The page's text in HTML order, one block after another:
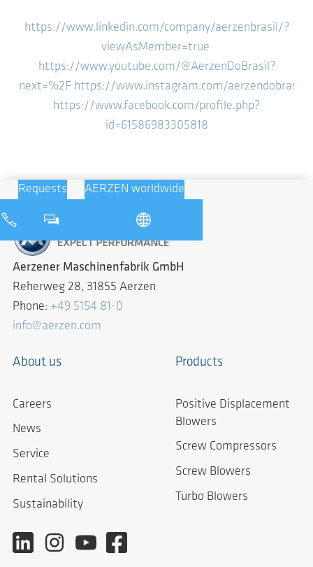
https://www.linkedin.com/company/aerzenbrasil/?
viewAsMember=true
https://www.youtube.com/@AerzenDoBrasil?
next=%2F https://www.instagram.com/aerzendobrasil/
https://www.facebook.com/profile.php?
id=61586983305818
Requests AERZEN worldwide
Aerzener Maschinenfabrik GmbH
Reherweg 28, 31855 Aerzen
Phone: +49 5154 81-0
info@aerzen.com
About us
Careers
News
Service
Rental Solutions
Sustainability
Products
Positive Displacement
Blowers
Screw Compressors
Screw Blowers
Turbo Blowers